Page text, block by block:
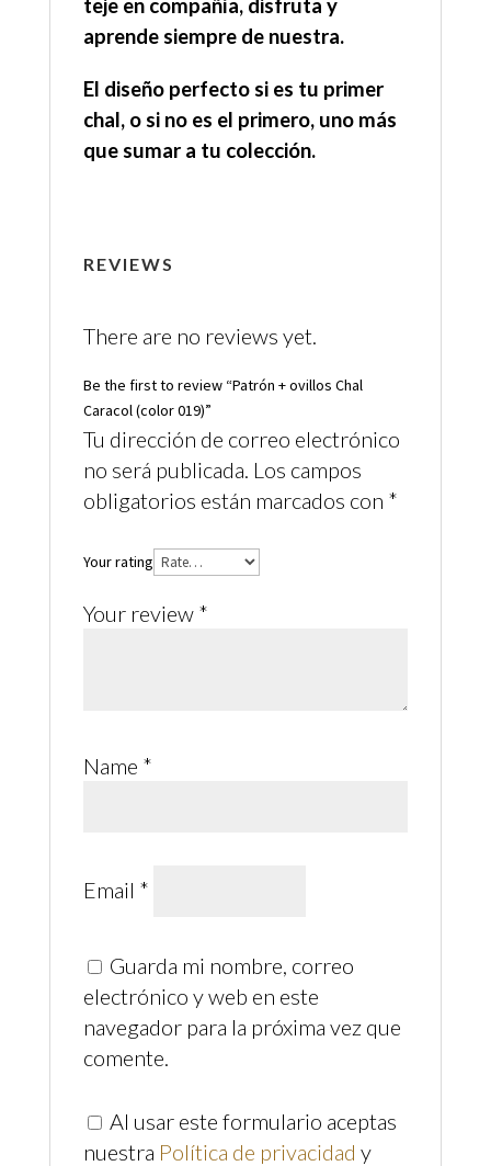
teje en compañía, disfruta y
aprende siempre de nuestra.
El diseño perfecto si es tu primer
chal, o si no es el primero, uno más
que sumar a tu colección.
REVIEWS
There are no reviews yet.
Be the first to review “Patrón + ovillos Chal
Caracol (color 019)”
Tu dirección de correo electrónico
no será publicada. Los campos
obligatorios están marcados con *
Your rating
Your review *
Name *
Email *
Guarda mi nombre, correo
electrónico y web en este
navegador para la próxima vez que
comente.
Al usar este formulario aceptas
nuestra Política de privacidad y